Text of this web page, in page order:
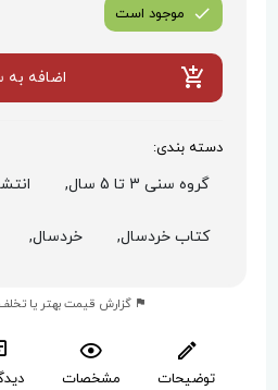
موجود است
اضافه به
دسته بندی:
گروه سنی 3 تا 5 سال,
کتاب خردسال, خردسال,
گزارش قیمت بهتر یا
توضیحات مشخصات